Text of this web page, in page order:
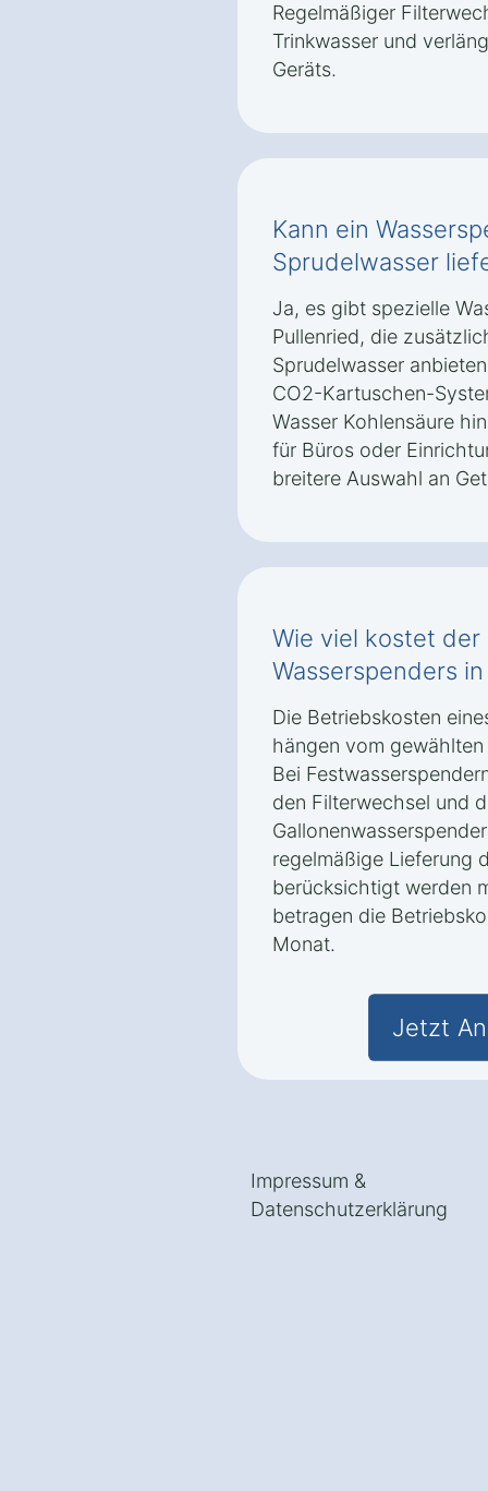
Regelmäßiger
Trinkwasser und
Geräts.
Kann ein
Sprudelwasser
Ja, es gibt spezielle
Pullenried, die
Sprudelwasser
CO2-Kartuschen-
Wasser Kohlensäure
für Büros oder
breitere Auswahl an
Wie viel kostet
Wasserspenders
Die Betriebskosten
hängen vom
Bei
den Filterwechsel und
regelmäßige Lieferung
berücksichtigt werden
betragen die
Monat.
Jetzt
Impressum &
Datenschutzerklärung